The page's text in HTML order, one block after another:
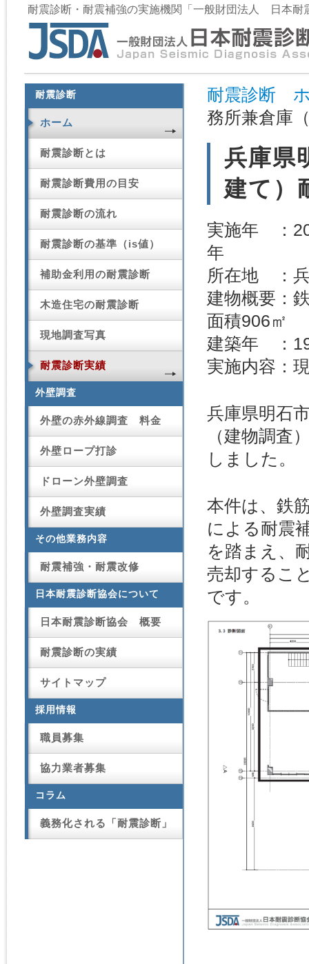
耐震診断・耐震補強の実施機関「一般財団法人 日本耐
耐震診断
務所兼倉庫
兵庫県
建て）
実施年 ：
所在地 ：
建物概要：
面積906㎡
建築年 ：
実施内容：
兵庫県明石
（建物調査
しました。
本件は、鉄
による耐震
を踏まえ、
売却するこ
です。
耐震診断
ホーム
耐震診断とは
耐震診断費用の目安
耐震診断の流れ
耐震診断の基準（is値）
補助金利用の耐震診断
木造住宅の耐震診断
現地調査写真
耐震診断実績
外壁調査
外壁の赤外線調査 料金
外壁ロープ打診
ドローン外壁調査
外壁調査実績
その他業務内容
耐震補強・耐震改修
日本耐震診断協会について
日本耐震診断協会 概要
耐震診断の実績
サイトマップ
採用情報
職員募集
協力業者募集
コラム
義務化される「耐震診断」